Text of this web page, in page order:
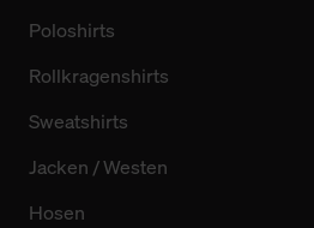
Poloshirts
Rollkragenshirts
Sweatshirts
Jacken / Westen
Hosen